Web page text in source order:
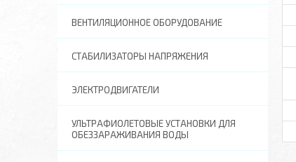
ВЕНТИЛЯЦИОННОЕ ОБОРУДОВАНИЕ
СТАБИЛИЗАТОРЫ НАПРЯЖЕНИЯ
ЭЛЕКТРОДВИГАТЕЛИ
УЛЬТРАФИОЛЕТОВЫЕ УСТАНОВКИ ДЛЯ
ОБЕЗЗАРАЖИВАНИЯ ВОДЫ